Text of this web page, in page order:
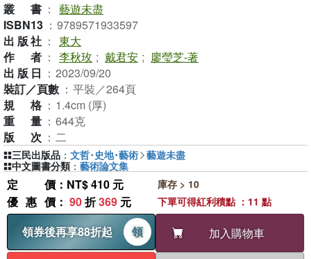
叢書 ： 藝遊未盡
ISBN13 ： 9789571933597
出版社 ： 東大
作者 ： 李秋玫 ; 戴君安 ; 廖瑩芝-著
出版日 ： 2023/09/20
裝訂／頁數 ： 平裝／264頁
規格 ： 1.4cm (厚)
重量 ： 644克
版次 ： 二
定價 ：NT$ 410 元
優惠價 ： 90折369 元
領券後再享88折起
領 加入購物車
庫存 > 10
下單可得紅利積點 ：11 點
三民出版品 ： 文哲･史地･藝術 藝遊未盡
中文圖書分類 ： 藝術論文集